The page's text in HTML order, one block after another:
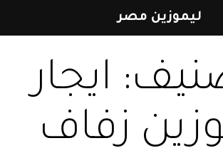
إلى
ايجار
زفاف
ليموزين مصر